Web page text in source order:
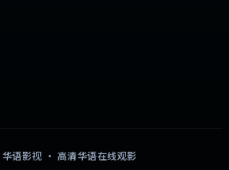
华语影视 · 高清华语在线观影